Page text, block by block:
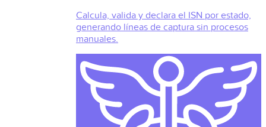
Calcula, valida y declara el ISN por estado,
generando líneas de captura sin procesos
manuales.